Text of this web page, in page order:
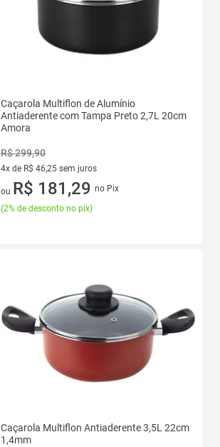
Caçarola Multiflon de Alumínio
Antiaderente com Tampa Preto 2,7L 20cm
Amora
R$ 299,90
4x de R$ 46,25 sem juros
4 vez de R$ 46,25 sem juros
ou R$ 181,29 no Pix
(2% de desconto no pix)
Caçarola Multiflon Antiaderente 3,5L 22cm
1,4mm